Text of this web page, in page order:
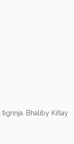
Bhaliby Kiflay